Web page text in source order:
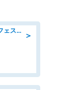
＞
ホールスタッフ/「家具屋が営むカフェスタッフ!」週2日～OK!嬉しいまかない付き/岡山県/浅口郡里庄町